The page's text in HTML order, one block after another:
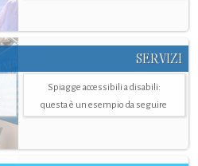
SERVIZI
Spiagge accessibili a disabili:
questa è un esempio da seguire